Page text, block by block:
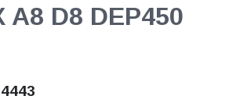
A8 D8 DEP450